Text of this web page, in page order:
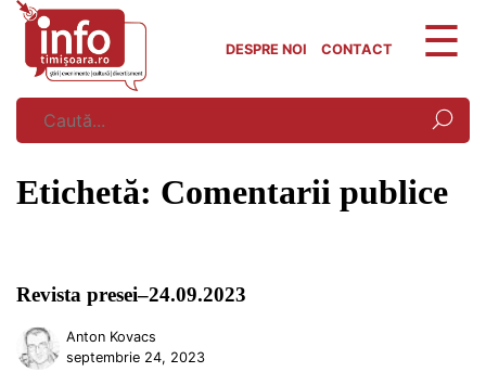
Skip
content
DESPRE NOI CONTACT
Etichetă: Comentarii publice
Revista presei–24.09.2023
Anton Kovacs
septembrie 24, 2023